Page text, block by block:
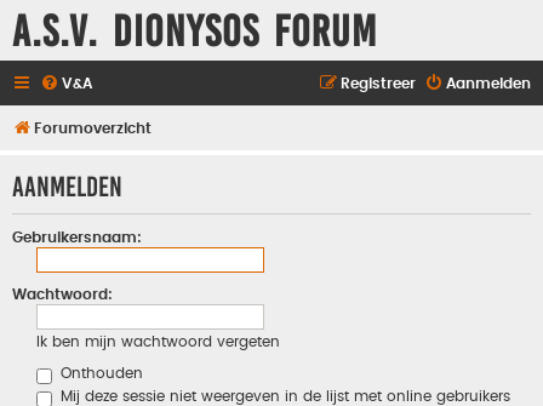
A.S.V. Dionysos Forum
V&A Aanmelden
Registreer
Forumoverzicht
Aanmelden
Gebruikersnaam:
Wachtwoord:
Ik ben mijn wachtwoord vergeten
Onthouden
Mij deze sessie niet weergeven in de lijst met online gebruikers